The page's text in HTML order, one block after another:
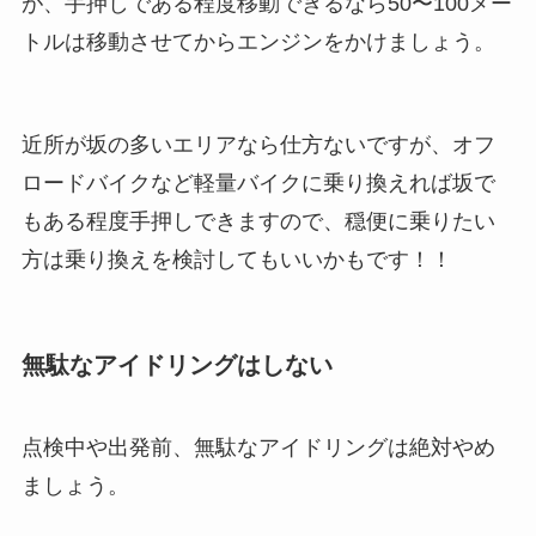
トルは移動させてからエンジンをかけましょう。
近所が坂の多いエリアなら仕方ないですが、オフ
ロードバイクなど軽量バイクに乗り換えれば坂で
もある程度手押しできますので、穏便に乗りたい
方は乗り換えを検討してもいいかもです！！
無駄なアイドリングはしない
点検中や出発前、無駄なアイドリングは絶対やめ
ましょう。